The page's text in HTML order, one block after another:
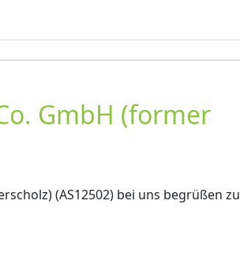
GmbH (former
(AS12502) bei uns begrüßen zu